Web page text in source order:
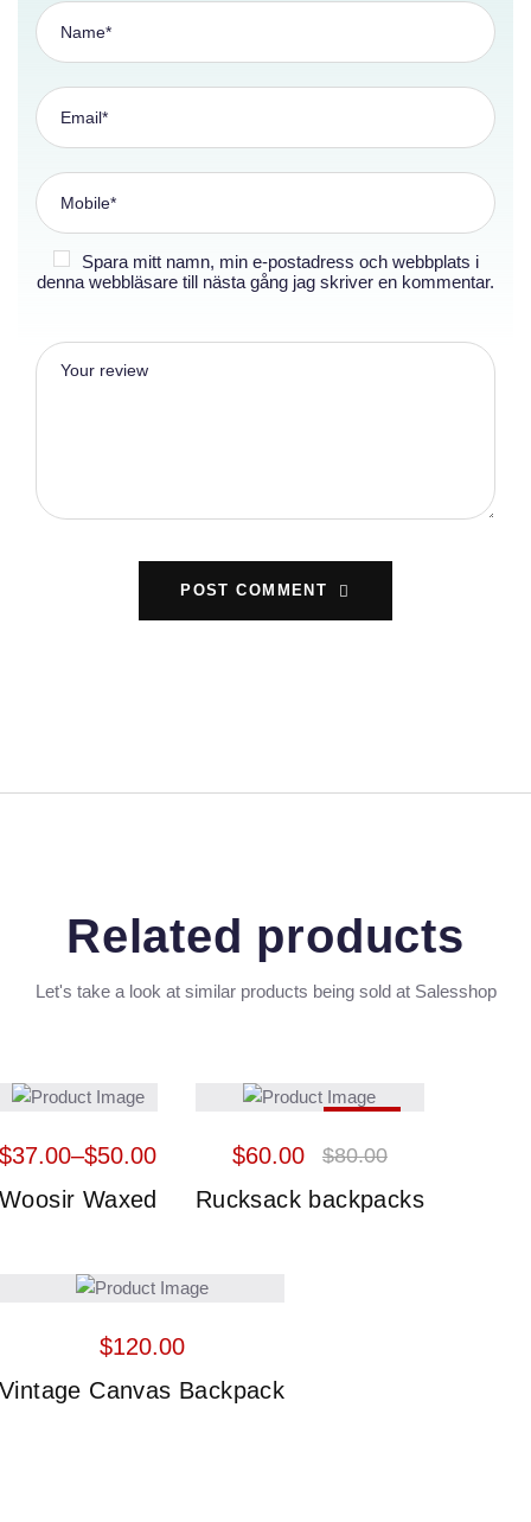
Spara mitt namn, min e-postadress och webbplats i
denna webbläsare till nästa gång jag skriver en kommentar.
POST COMMENT
Related products
Let's take a look at similar products being sold at Salesshop
$37.00–$50.00
Woosir Waxed
$80.00
$60.00
Rucksack backpacks
$120.00
Vintage Canvas Backpack